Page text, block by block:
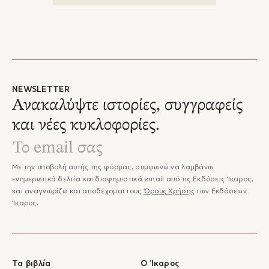
NEWSLETTER
Ανακαλύψτε ιστορίες, συγγραφείς
και νέες κυκλοφορίες.
Με την υποβολή αυτής της φόρμας, συμφωνώ να λαμβάνω
ενημερωτικά δελτία και διαφημιστικά email από τις Εκδόσεις Ίκαρος,
και αναγνωρίζω και αποδέχομαι τους Όρους Χρήσης των Εκδόσεων
Ίκαρος.
Τα βιβλία Ο Ίκαρος